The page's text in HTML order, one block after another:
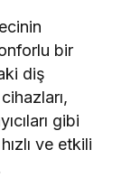
bir
diş
gibi
ve etkili